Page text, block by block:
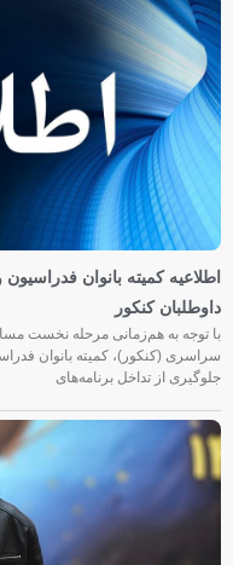
اطلاعیه کمیته بانوان
داوطلبان کنکور
با توجه به هم‌زمانی مرحله نخست
سراسری (کنکور)، کمیته بانوان
جلوگیری از تداخل برنامه‌های